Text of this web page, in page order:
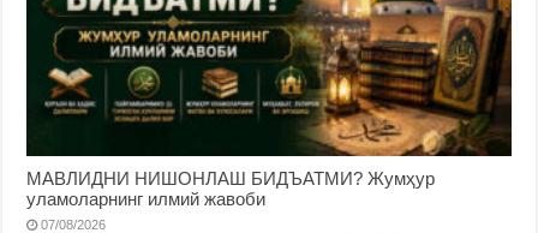
МАВЛИДНИ НИШОНЛАШ БИДЪАТМИ? Жумҳур
уламоларнинг илмий жавоби
07/08/2026